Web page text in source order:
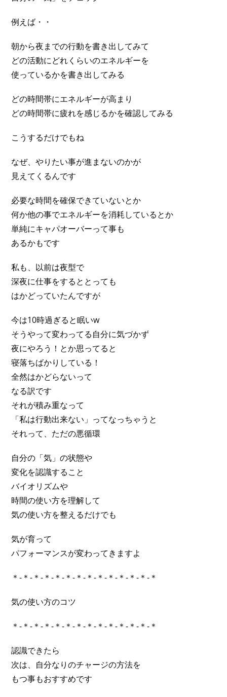
例えば・・
朝から夜までの行動を書き出してみて
どの活動にどれくらいのエネルギーを
使っているかを書き出してみる
どの時間帯にエネルギーが高まり
どの時間帯に疲れを感じるかを確認してみる
こうするだけでもね
なぜ、やりたい事が進まないのかが
見えてくるんです
必要な時間を確保できていないとか
何か他の事でエネルギーを消耗しているとか
単純にキャパオーバーって事も
あるかもです
私も、以前は夜型で
深夜に仕事をするととっても
はかどっていたんですが
今は10時過ぎると眠いw
そうやって変わってる自分に気づかず
夜にやろう！とか思ってると
寝落ちばかりしている！
全然はかどらないって
なる訳です
それが積み重なって
「私は行動出来ない」ってなっちゃうと
それって、ただの悪循環
自分の「気」の状態や
変化を認識すること
バイオリズムや
時間の使い方を理解して
気の使い方を整えるだけでも
気が育って
パフォーマンスが変わってきますよ
＊-＊-＊-＊-＊-＊-＊-＊-＊-＊-＊-＊-＊-＊
気の使い方のコツ
＊-＊-＊-＊-＊-＊-＊-＊-＊-＊-＊-＊-＊-＊
認識できたら
次は、自分なりのチャージの方法を
もつ事もおすすめです